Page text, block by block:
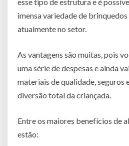
imensa variedade de
atualmente no setor.
As vantagens são muitas, pois
uma série de despesas e ainda
materiais de qualidade, seguros
diversão total da criançada.
Entre os maiores benefícios de
estão: